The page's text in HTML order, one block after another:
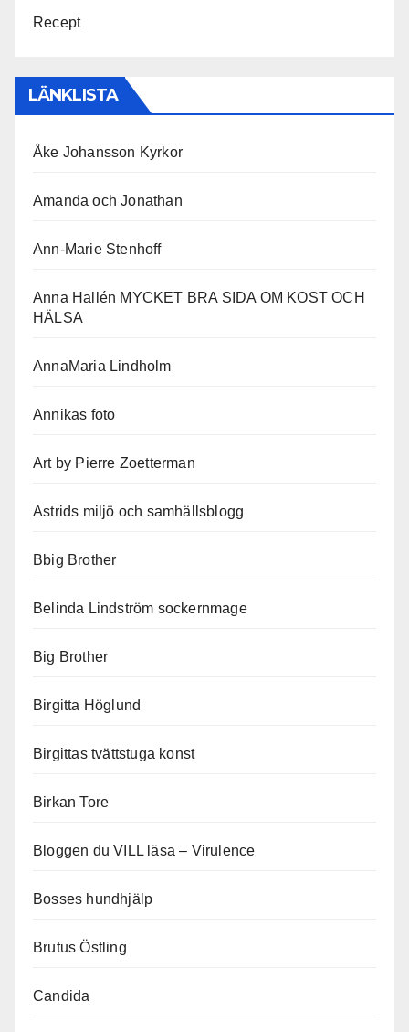
Recept
LÄNKLISTA
Åke Johansson Kyrkor
Amanda och Jonathan
Ann-Marie Stenhoff
Anna Hallén MYCKET BRA SIDA OM KOST OCH
HÄLSA
AnnaMaria Lindholm
Annikas foto
Art by Pierre Zoetterman
Astrids miljö och samhällsblogg
Bbig Brother
Belinda Lindström sockernmage
Big Brother
Birgitta Höglund
Birgittas tvättstuga konst
Birkan Tore
Bloggen du VILL läsa – Virulence
Bosses hundhjälp
Brutus Östling
Candida